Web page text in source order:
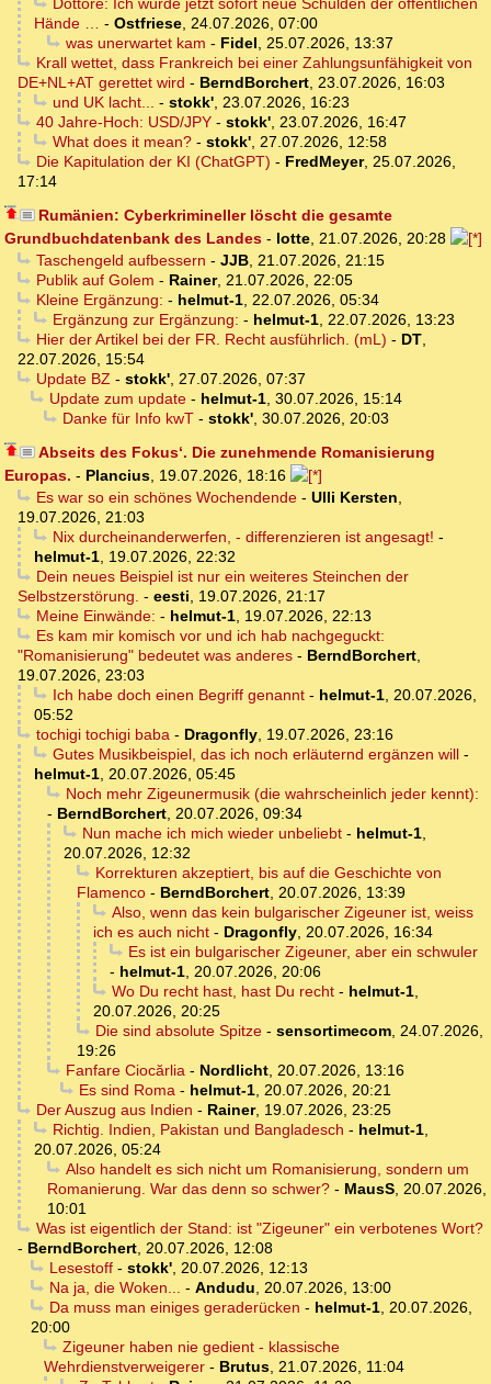
Dottore: Ich würde jetzt sofort neue Schulden der öffentlichen
Hände … - Ostfriese, 24.07.2026, 07:00
was unerwartet kam - Fidel, 25.07.2026, 13:37
Krall wettet, dass Frankreich bei einer Zahlungsunfähigkeit von
DE+NL+AT gerettet wird - BerndBorchert, 23.07.2026, 16:03
und UK lacht... - stokk', 23.07.2026, 16:23
40 Jahre-Hoch: USD/JPY- stokk', 23.07.2026, 16:47
What does it mean?- stokk', 27.07.2026, 12:58
Die Kapitulation der KI (ChatGPT) - FredMeyer, 25.07.2026,
17:14
Rumänien: Cyberkrimineller löscht die gesamte
Grundbuchdatenbank des Landes - lotte, 21.07.2026, 20:28
Taschengeld aufbessern - JJB, 21.07.2026, 21:15
Publik auf Golem - Rainer, 21.07.2026, 22:05
Kleine Ergänzung: - helmut-1, 22.07.2026, 05:34
Ergänzung zur Ergänzung: - helmut-1, 22.07.2026, 13:23
Hier der Artikel bei der FR. Recht ausführlich. (mL) - DT,
22.07.2026, 15:54
Update BZ- stokk', 27.07.2026, 07:37
Update zum update- helmut-1, 30.07.2026, 15:14
Danke für Info kwT- stokk', 30.07.2026, 20:03
Abseits des Fokus‘. Die zunehmende Romanisierung
Europas. - Plancius, 19.07.2026, 18:16
Es war so ein schönes Wochendende- Ulli Kersten,
19.07.2026, 21:03
Nix durcheinanderwerfen, - differenzieren ist angesagt! -
helmut-1, 19.07.2026, 22:32
Dein neues Beispiel ist nur ein weiteres Steinchen der
Selbstzerstörung. - eesti, 19.07.2026, 21:17
Meine Einwände: - helmut-1, 19.07.2026, 22:13
Es kam mir komisch vor und ich hab nachgeguckt:
"Romanisierung" bedeutet was anderes - BerndBorchert,
19.07.2026, 23:03
Ich habe doch einen Begriff genannt- helmut-1, 20.07.2026,
05:52
tochigi tochigi baba- Dragonfly, 19.07.2026, 23:16
Gutes Musikbeispiel, das ich noch erläuternd ergänzen will-
helmut-1, 20.07.2026, 05:45
Noch mehr Zigeunermusik (die wahrscheinlich jeder kennt):
- BerndBorchert, 20.07.2026, 09:34
Nun mache ich mich wieder unbeliebt- helmut-1,
20.07.2026, 12:32
Korrekturen akzeptiert, bis auf die Geschichte von
Flamenco - BerndBorchert, 20.07.2026, 13:39
Also, wenn das kein bulgarischer Zigeuner ist, weiss
ich es auch nicht - Dragonfly, 20.07.2026, 16:34
Es ist ein bulgarischer Zigeuner, aber ein schwuler
- helmut-1, 20.07.2026, 20:06
Wo Du recht hast, hast Du recht- helmut-1,
20.07.2026, 20:25
Die sind absolute Spitze- sensortimecom, 24.07.2026,
19:26
Fanfare Ciocărlia- Nordlicht, 20.07.2026, 13:16
Es sind Roma- helmut-1, 20.07.2026, 20:21
Der Auszug aus Indien - Rainer, 19.07.2026, 23:25
Richtig. Indien, Pakistan und Bangladesch - helmut-1,
20.07.2026, 05:24
Also handelt es sich nicht um Romanisierung, sondern um
Romanierung. War das denn so schwer? - MausS, 20.07.2026,
10:01
Was ist eigentlich der Stand: ist "Zigeuner" ein verbotenes Wort?
- BerndBorchert, 20.07.2026, 12:08
Lesestoff- stokk', 20.07.2026, 12:13
Na ja, die Woken... - Andudu, 20.07.2026, 13:00
Da muss man einiges geraderücken - helmut-1, 20.07.2026,
20:00
Zigeuner haben nie gedient - klassische
Wehrdienstverweigerer - Brutus, 21.07.2026, 11:04